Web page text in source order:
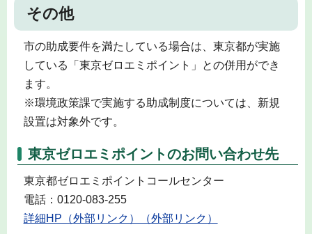
その他
市の助成要件を満たしている場合は、東京都が実施
している「東京ゼロエミポイント」との併用ができ
ます。
※環境政策課で実施する助成制度については、新規
設置は対象外です。
東京ゼロエミポイントのお問い合わせ先
東京都ゼロエミポイントコールセンター
電話：0120-083-255
詳細HP（外部リンク）（外部リンク）